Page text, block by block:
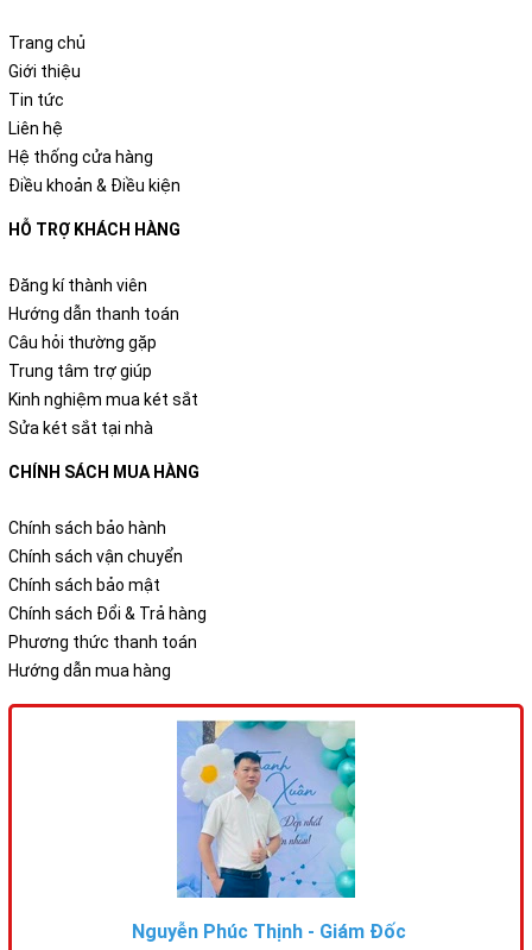
Trang chủ
Giới thiệu
Tin tức
Liên hệ
Hệ thống cửa hàng
Điều khoản & Điều kiện
HỖ TRỢ KHÁCH HÀNG
Đăng kí thành viên
Hướng dẫn thanh toán
Câu hỏi thường gặp
Trung tâm trợ giúp
Kinh nghiệm mua két sắt
Sửa két sắt tại nhà
CHÍNH SÁCH MUA HÀNG
Chính sách bảo hành
Chính sách vận chuyển
Chính sách bảo mật
Chính sách Đổi & Trả hàng
Phương thức thanh toán
Hướng dẫn mua hàng
Nguyễn Phúc Thịnh - Giám Đốc